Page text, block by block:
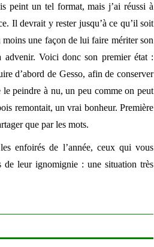
peint un tel format, mais j’ai réussi à
Il devrait y rester jusqu’à ce qu’il soit
une façon de lui faire mériter son
Voici donc son premier état :
d’abord de Gesso, afin de conserver
le peindre à nu, un peu comme on peut
remontait, un vrai bonheur. Première
que par les mots.
enfoirés de l’année, ceux qui vous
de leur ignomignie : une situation très